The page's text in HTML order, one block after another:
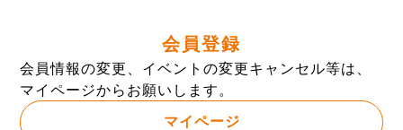
会員登録
会員情報の変更、イベントの変更キャンセル等は、
マイページからお願いします。
マイページ